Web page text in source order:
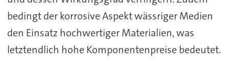
bedingt der korrosive Aspekt wässriger Medien
den Einsatz hochwertiger Materialien, was
letztendlich hohe Komponentenpreise bedeutet.